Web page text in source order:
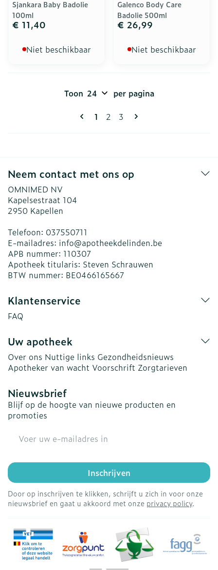
Sjankara Baby Badolie
100ml
€ 11,40
Niet beschikbaar
Galenco Body Care
Badolie 500ml
€ 26,99
Niet beschikbaar
Pagina's
U lees momenteel pagina
1 Pagina
2 Pagina
3
Toon per pagina
Neem contact met ons op
OMNIMED NV
Kapelsestraat 104
2950 Kapellen
Telefoon: 037550711
E-mailadres: info@apotheekdelinden.be
APB nummer: 110307
Apotheek titularis: Steven Schrauwen
BTW nummer: BE0466165667
Klantenservice
FAQ
Uw apotheek
Over ons Nuttige links Gezondheidsnieuws
Apotheker van wacht Voorschrift Zorgtarieven
Nieuwsbrief
Blijf op de hoogte van nieuwe producten en
promoties
Inschrijven
Door op inschrijven te klikken, schrijft u zich in voor onze
nieuwsbrief en gaat u akkoord met onze privacy policy.